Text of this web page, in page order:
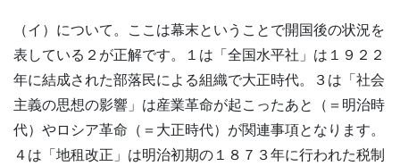
（イ）について。ここは幕末ということで開国後の状況を
表している２が正解です。１は「全国水平社」は１９２２
年に結成された部落民による組織で大正時代。３は「社会
主義の思想の影響」は産業革命が起こったあと（＝明治時
代）やロシア革命（＝大正時代）が関連事項となります。
４は「地租改正」は明治初期の１８７３年に行われた税制